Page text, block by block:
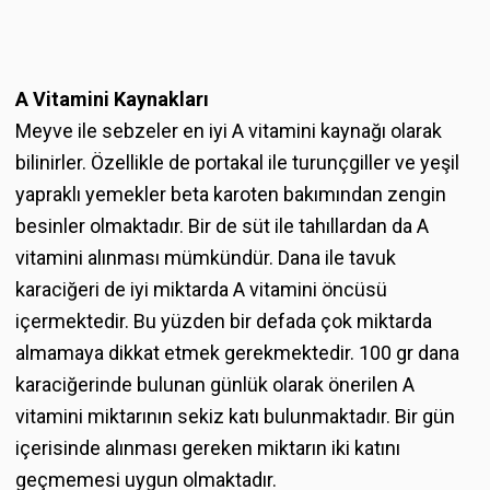
A Vitamini Kaynakları
Meyve ile sebzeler en iyi A vitamini kaynağı olarak
bilinirler. Özellikle de portakal ile turunçgiller ve yeşil
yapraklı yemekler beta karoten bakımından zengin
besinler olmaktadır. Bir de süt ile tahıllardan da A
vitamini alınması mümkündür. Dana ile tavuk
karaciğeri de iyi miktarda A vitamini öncüsü
içermektedir. Bu yüzden bir defada çok miktarda
almamaya dikkat etmek gerekmektedir. 100 gr dana
karaciğerinde bulunan günlük olarak önerilen A
vitamini miktarının sekiz katı bulunmaktadır. Bir gün
içerisinde alınması gereken miktarın iki katını
geçmemesi uygun olmaktadır.